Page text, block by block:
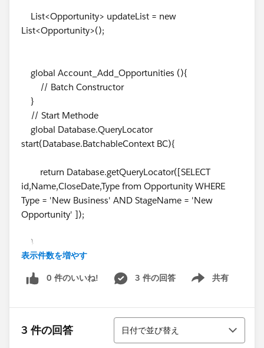
List<Opportunity> updateList = new
List<Opportunity>();
global Account_Add_Opportunities (){
// Batch Constructor
}
// Start Methode
global Database.QueryLocator
start(Database.BatchableContext BC){
return Database.getQueryLocator([SELECT
id,Name,CloseDate,Type from Opportunity WHERE
Type = 'New Business' AND StageName = 'New
Opportunity' ]);
}
// Execute Logic
global void execute(Database.BatchableContext BC,
List<Opportunity>scope){
System.debug('aaaaaaaaaaaaa'+conlist);
表示件数を増やす
0 件のいいね! 3 件の回答 共有
Show menu
3 件の回答
並び替え
日付で並び替え